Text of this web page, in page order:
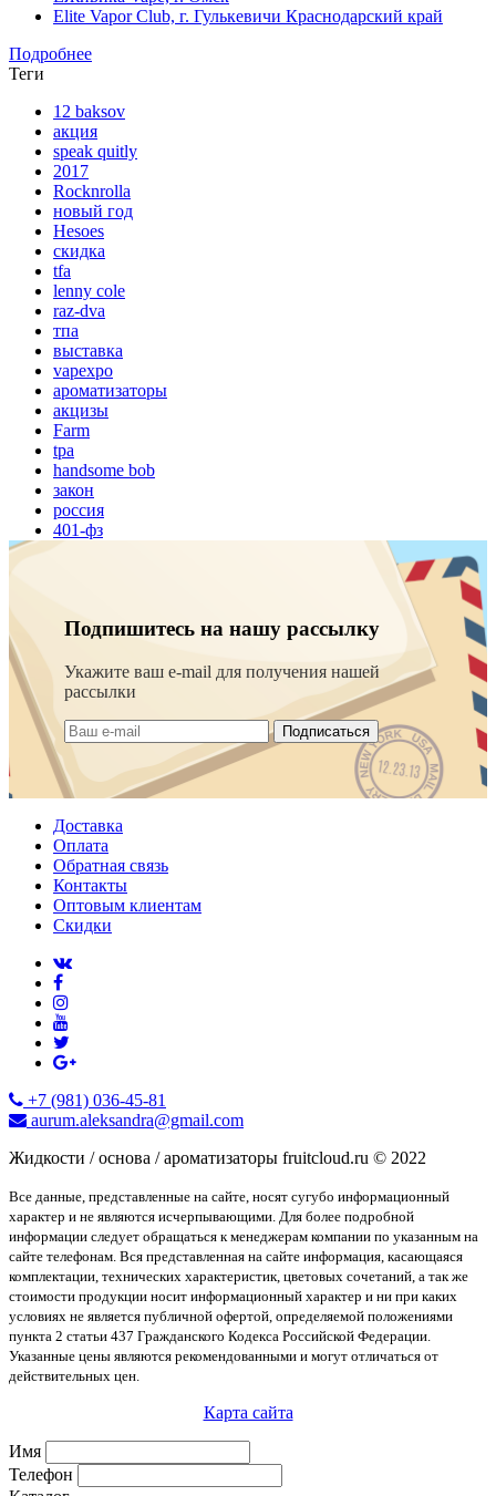
Elite Vapor Club, г. Гулькевичи Краснодарский край
Подробнее
Теги
12 baksov
акция
speak quitly
2017
Rocknrolla
новый год
Hesoes
скидка
tfa
lenny cole
raz-dva
тпа
выставка
vapexpo
ароматизаторы
акцизы
Farm
tpa
handsome bob
закон
россия
401-фз
Подпишитесь на нашу рассылку
Укажите ваш e-mail для получения нашей
рассылки
Подписаться
Доставка
Оплата
Обратная связь
Контакты
Оптовым клиентам
Скидки
+7 (981) 036-45-81
aurum.aleksandra@gmail.com
Жидкости / основа / ароматизаторы fruitcloud.ru © 2022
Все данные, представленные на сайте, носят сугубо информационный
характер и не являются исчерпывающими. Для более подробной
информации следует обращаться к менеджерам компании по указанным на
сайте телефонам. Вся представленная на сайте информация, касающаяся
комплектации, технических характеристик, цветовых сочетаний, а так же
стоимости продукции носит информационный характер и ни при каких
условиях не является публичной офертой, определяемой положениями
пункта 2 статьи 437 Гражданского Кодекса Российской Федерации.
Указанные цены являются рекомендованными и могут отличаться от
действительных цен.
Карта сайта
Имя
Телефон